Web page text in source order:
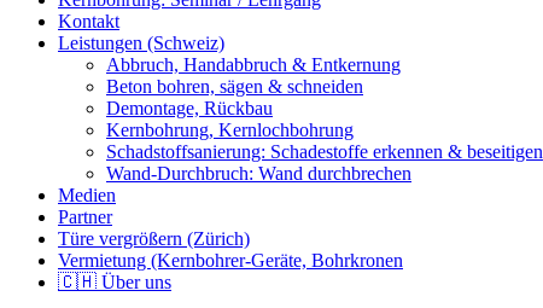
Kontakt
Leistungen (Schweiz)
Abbruch, Handabbruch & Entkernung
Beton bohren, sägen & schneiden
Demontage, Rückbau
Kernbohrung, Kernlochbohrung
Schadstoffsanierung: Schadestoffe erkennen & beseitigen
Wand-Durchbruch: Wand durchbrechen
Medien
Partner
Türe vergrößern (Zürich)
Vermietung (Kernbohrer-Geräte, Bohrkronen
🇨🇭 Über uns